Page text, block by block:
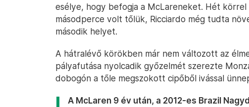
esélye, hogy befogja a McLareneket. Hét
másodperce volt tőlük, Ricciardo még tudta
második helyet.
A hátralévő körökben már nem változott az
pályafutása nyolcadik győzelmét szerezte
dobogón a tőle megszokott cipőből ivással
A McLaren 9 év után, a 2012-es Brazil